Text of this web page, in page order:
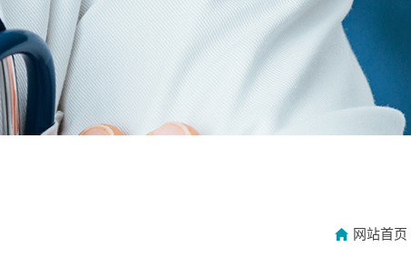
网站首页